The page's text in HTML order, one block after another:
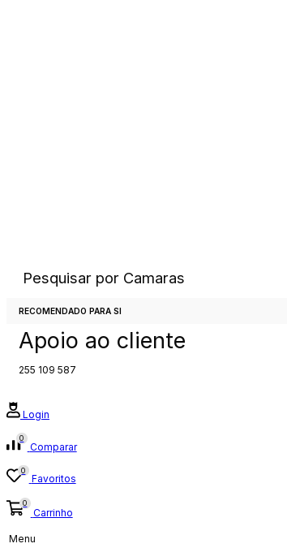
Pesquisar por Camaras
RECOMENDADO PARA SI
Chamada para rede fixa Nacional
Apoio ao cliente
255 109 587
Login
0
Comparar
0
Favoritos
0
Carrinho
Menu